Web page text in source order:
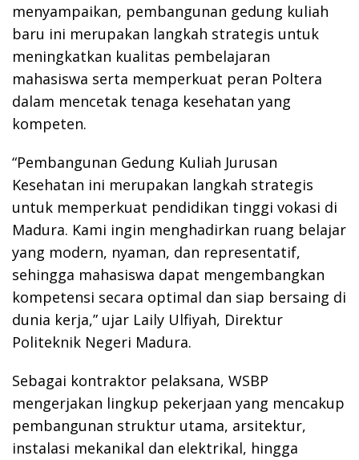
menyampaikan, pembangunan gedung kuliah
baru ini merupakan langkah strategis untuk
meningkatkan kualitas pembelajaran
mahasiswa serta memperkuat peran Poltera
dalam mencetak tenaga kesehatan yang
kompeten.
“Pembangunan Gedung Kuliah Jurusan
Kesehatan ini merupakan langkah strategis
untuk memperkuat pendidikan tinggi vokasi di
Madura. Kami ingin menghadirkan ruang belajar
yang modern, nyaman, dan representatif,
sehingga mahasiswa dapat mengembangkan
kompetensi secara optimal dan siap bersaing di
dunia kerja,” ujar Laily Ulfiyah, Direktur
Politeknik Negeri Madura.
Sebagai kontraktor pelaksana, WSBP
mengerjakan lingkup pekerjaan yang mencakup
pembangunan struktur utama, arsitektur,
instalasi mekanikal dan elektrikal, hingga